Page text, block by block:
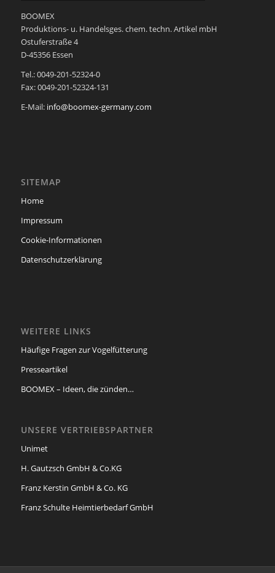
BOOMEX
Produktions- u. Handelsges. chem. techn. Artikel mbH
Ostuferstraße 4
D-45356 Essen
Tel.: 0049-201-52324-0
Fax: 0049-201-52324-131
E-Mail: info@boomex-germany.com
SITEMAP
Home
Impressum
Cookie-Informationen
Datenschutzerklärung
WEITERE LINKS
Häufige Fragen zur Vogelfütterung
Presseartikel
BOOMEX – Ideen, die zünden…
UNSERE VERTRIEBSPARTNER
Unimet
H. Gautzsch GmbH & Co.KG
Franz Kerstin GmbH & Co. KG
Franz Schulte Heimtierbedarf GmbH